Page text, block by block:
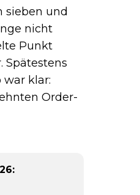
sieben und
nicht
Punkt
Spätestens
klar:
Order-